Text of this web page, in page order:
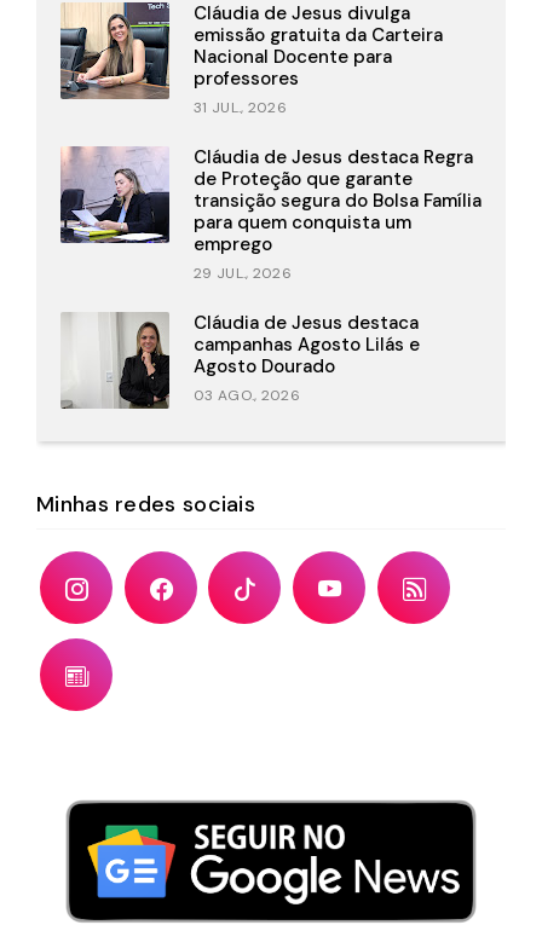
Cláudia de Jesus divulga
emissão gratuita da Carteira
Nacional Docente para
professores
31 JUL., 2026
Cláudia de Jesus destaca Regra
de Proteção que garante
transição segura do Bolsa Família
para quem conquista um
emprego
29 JUL., 2026
Cláudia de Jesus destaca
campanhas Agosto Lilás e
Agosto Dourado
03 AGO., 2026
Minhas redes sociais